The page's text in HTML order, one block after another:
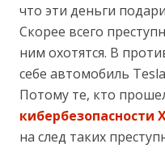
что эти деньги
Скорее всего
ним охотятся. В
себе автомобиль
Потому те, кто
кибербезопасности
на след таких